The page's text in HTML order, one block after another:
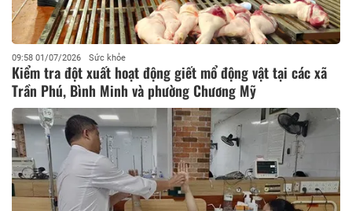
09:58 01/07/2026 Sức khỏe
Kiểm tra đột xuất hoạt động giết mổ động vật tại các xã
Trần Phú, Bình Minh và phường Chương Mỹ